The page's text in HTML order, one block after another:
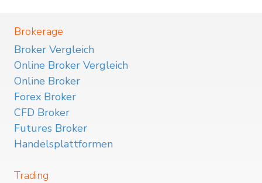
Brokerage
Broker Vergleich
Online Broker Vergleich
Online Broker
Forex Broker
CFD Broker
Futures Broker
Handelsplattformen
Trading